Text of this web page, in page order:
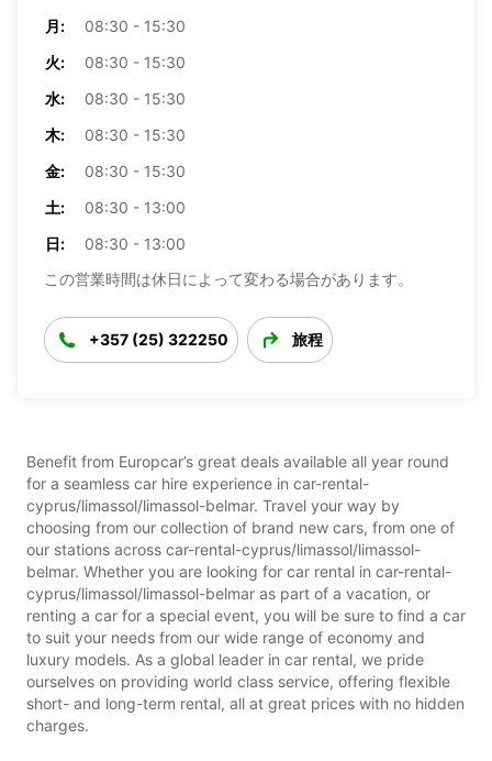
月:
08:30 - 15:30
火:
08:30 - 15:30
水:
08:30 - 15:30
木:
08:30 - 15:30
金:
08:30 - 15:30
土:
08:30 - 13:00
日:
08:30 - 13:00
この営業時間は休日によって変わる場合があります。
+357 (25) 322250 旅程
Benefit from Europcar’s great deals available all year round
for a seamless car hire experience in car-rental-
cyprus/limassol/limassol-belmar. Travel your way by
choosing from our collection of brand new cars, from one of
our stations across car-rental-cyprus/limassol/limassol-
belmar. Whether you are looking for car rental in car-rental-
cyprus/limassol/limassol-belmar as part of a vacation, or
renting a car for a special event, you will be sure to find a car
to suit your needs from our wide range of economy and
luxury models. As a global leader in car rental, we pride
ourselves on providing world class service, offering flexible
short- and long-term rental, all at great prices with no hidden
charges.